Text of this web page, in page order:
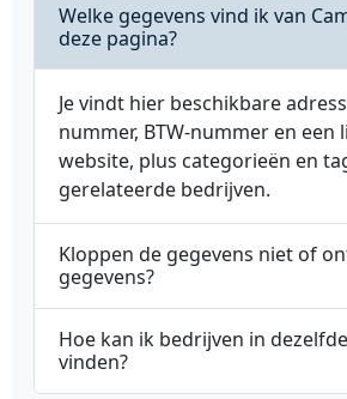
Welke gegevens vind ik van
deze pagina?
Je vindt hier beschikbare
nummer, BTW-nummer en een
website, plus categorieën en
gerelateerde bedrijven.
Kloppen de gegevens niet of
gegevens?
Hoe kan ik bedrijven in
vinden?